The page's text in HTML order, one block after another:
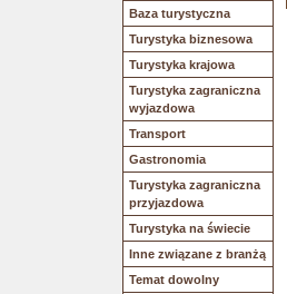
Baza turystyczna
Turystyka biznesowa
Turystyka krajowa
Turystyka zagraniczna
wyjazdowa
Transport
Gastronomia
Turystyka zagraniczna
przyjazdowa
Turystyka na świecie
Inne związane z branżą
Temat dowolny